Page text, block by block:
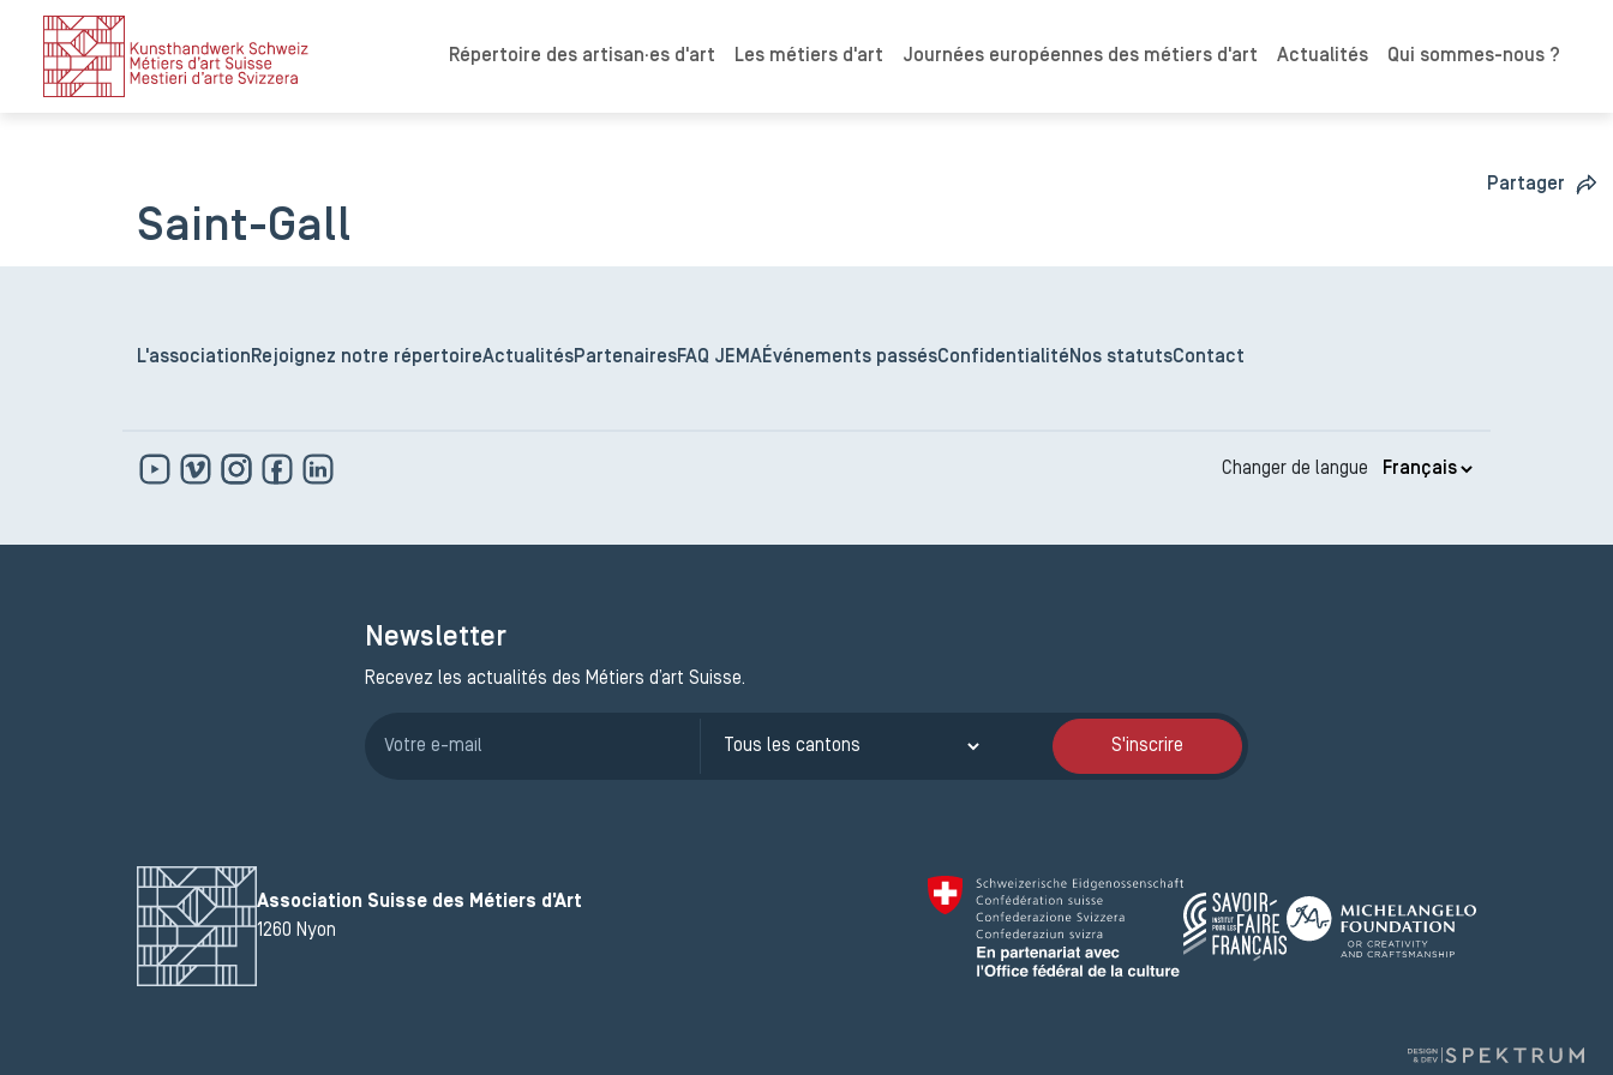
Répertoire des artisan·es d'art Les métiers d'art Journées européennes des métiers d'art Actualités Qui sommes-nous ?
Partager
Saint-Gall
L'association Rejoignez notre répertoireActualitésPartenairesFAQ JEMAÉvénements passésConfidentialité Nos statutsContact
Changer de langue
Newsletter
Recevez les actualités des Métiers d’art Suisse.
S'inscrire
Association Suisse des Métiers d'Art
1260 Nyon